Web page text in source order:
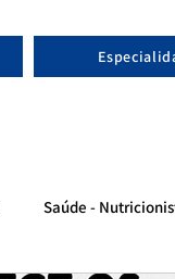
Saúde -